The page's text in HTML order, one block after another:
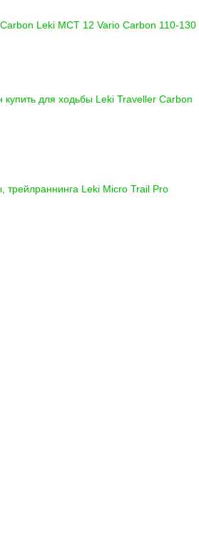
Leki MCT 12 Vario Carbon 110-130
купить для ходьбы Leki Traveller Carbon
трейлраннинга Leki Micro Trail Pro